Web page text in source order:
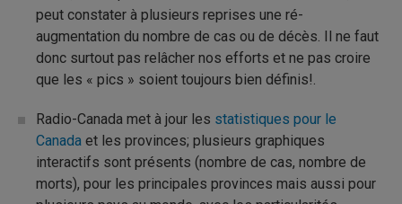
peut constater à plusieurs reprises une ré-
augmentation du nombre de cas ou de décès. Il ne faut
donc surtout pas relâcher nos efforts et ne pas croire
que les « pics » soient toujours bien définis!.
Radio-Canada met à jour les statistiques pour le
Canada et les provinces; plusieurs graphiques
interactifs sont présents (nombre de cas, nombre de
morts), pour les principales provinces mais aussi pour